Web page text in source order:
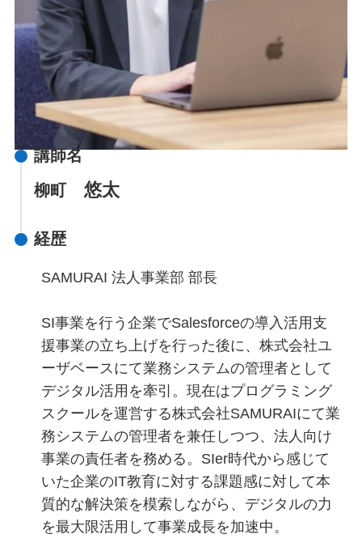
講師名
柳町悠太
経歴
SAMURAI 法人事業部 部長
SI事業を行う企業でSalesforceの導入活用支
援事業の立ち上げを行った後に、株式会社ユ
ーザベースにて業務システムの管理者として
デジタル活用を牽引。現在はプログラミング
スクールを運営する株式会社SAMURAIにて業
務システムの管理者を兼任しつつ、法人向け
事業の責任者を務める。SIer時代から感じて
いた企業のIT教育に対する課題感に対して本
質的な解決策を模索しながら、デジタルの力
を最大限活用して事業成長を加速中。